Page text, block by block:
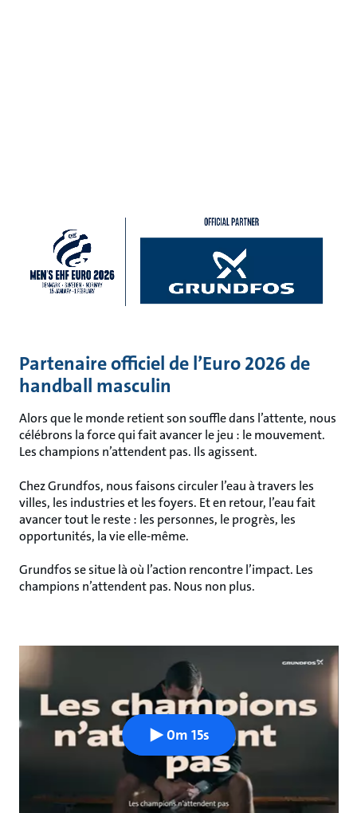
Partenaire officiel de l’Euro 2026 de
handball masculin
Alors que le monde retient son souffle dans l’attente, nous
célébrons la force qui fait avancer le jeu : le mouvement.
Les champions n’attendent pas. Ils agissent.
Chez Grundfos, nous faisons circuler l’eau à travers les
villes, les industries et les foyers. Et en retour, l’eau fait
avancer tout le reste : les personnes, le progrès, les
opportunités, la vie elle-même.
Grundfos se situe là où l’action rencontre l’impact. Les
champions n’attendent pas. Nous non plus.
0m 15s